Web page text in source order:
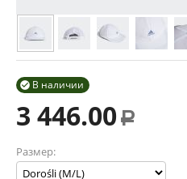
В наличии

3 446.00 Р
Размер: